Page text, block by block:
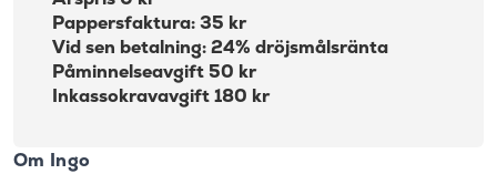
Pappersfaktura: 35 kr
Vid sen betalning: 24% dröjsmålsränta
Påminnelseavgift 50 kr
Inkassokravavgift 180 kr
Om Ingo